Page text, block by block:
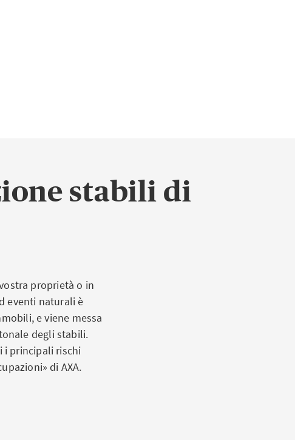
stabili di
proprietà o in
eventi naturali è
e viene messa
degli stabili.
i principali rischi
di AXA.